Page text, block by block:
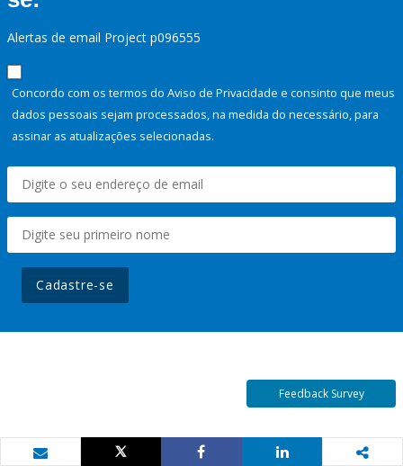
Alertas de email Project p096555
Concordo com os termos do Aviso de Privacidade e consinto que meus
dados pessoais sejam processados, na medida do necessário, para
assinar as atualizações selecionadas.
Cadastre-se
Feedback Survey